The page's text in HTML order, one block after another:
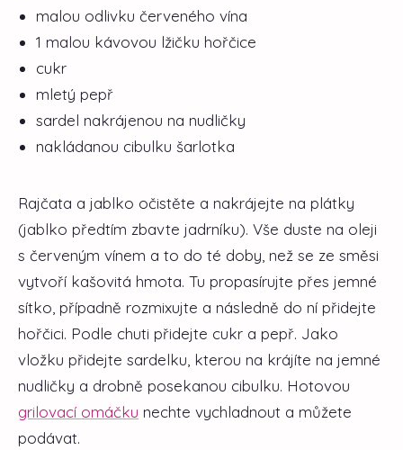
malou odlivku červeného vína
1 malou kávovou lžičku hořčice
cukr
mletý pepř
sardel nakrájenou na nudličky
nakládanou cibulku šarlotka
Rajčata a jablko očistěte a nakrájejte na plátky
(jablko předtím zbavte jadrníku). Vše duste na oleji
s červeným vínem a to do té doby, než se ze směsi
vytvoří kašovitá hmota. Tu propasírujte přes jemné
sítko, případně rozmixujte a následně do ní přidejte
hořčici. Podle chuti přidejte cukr a pepř. Jako
vložku přidejte sardelku, kterou na krájíte na jemné
nudličky a drobně posekanou cibulku. Hotovou
grilovací omáčku nechte vychladnout a můžete
podávat.